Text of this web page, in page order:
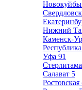
Нижний
Каменск-
Уфа 91
Салават 5
Ростовская